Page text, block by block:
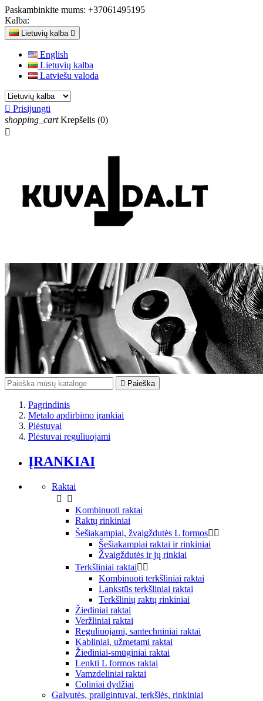
Paskambinkite mums: +37061495195
Kalba:
Lietuvių kalba 
English
Lietuvių kalba
Latviešu valoda
 Prisijungti
shopping_cart Krepšelis (0)

 Paieška
Pagrindinis
Metalo apdirbimo įrankiai
Plėstuvai
Plėstuvai reguliuojami
ĮRANKIAI
Raktai


Kombinuoti raktai
Raktų rinkiniai
Šešiakampiai, žvaigždutės L formos 
Šešiakampiai raktai ir rinkiniai
Žvaigždutės ir jų rinkiai
Terkšliniai raktai 
Kombinuoti terkšliniai raktai
Lankstūs terkšliniai raktai
Terkšlinių raktų rinkiniai
Žiediniai raktai
Veržliniai raktai
Reguliuojami, santechniniai raktai
Kabliniai, užmetami raktai
Žiediniai-smūginiai raktai
Lenkti L formos raktai
Vamzdeliniai raktai
Coliniai dydžiai
Galvutės, prailgintuvai, terkšlės, rinkiniai